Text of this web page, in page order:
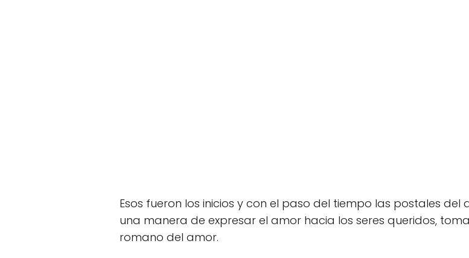
Esos fueron los inicios y con el paso del tiempo las postales del
una manera de expresar el amor hacia los seres queridos,
romano del amor.